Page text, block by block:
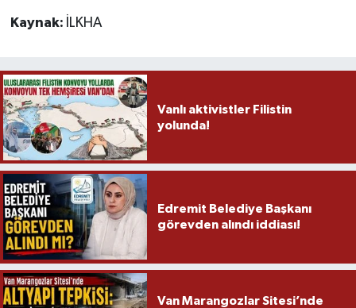
Kaynak: İLKHA
Vanlı aktivistler Filistin
yolunda!
Edremit Belediye Başkanı
görevden alındı iddiası!
Van Marangozlar Sitesi’nde